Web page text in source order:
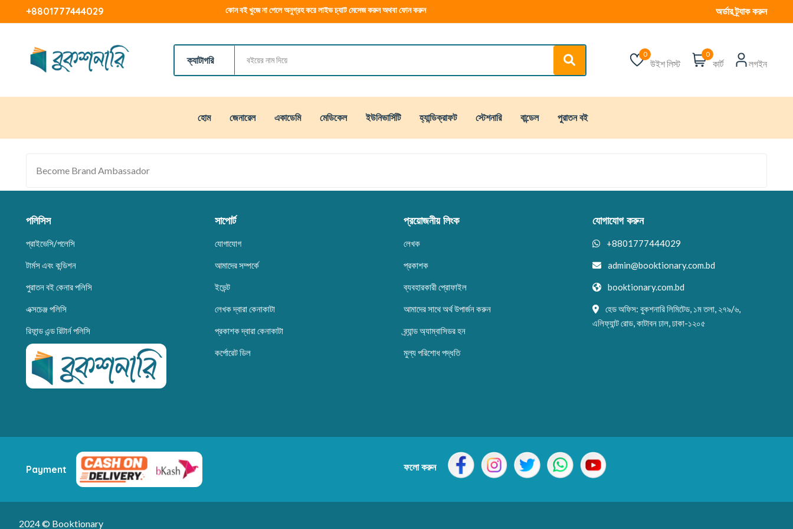
+8801777444029 কোন বই খুজে না পেলে অনুগ্রহ করে লাইভ চ্যাট মেসেজ করুন অথবা ফোন করুন অর্ডার ট্র্যাক করুন
ক্যাটাগরি
0
উইশ লিস্ট
0
কার্ট লগইন
হোম জেনারেল একাডেমি মেডিকেল ইউনিভার্সিটি হ্যান্ডিক্রাফট স্টেশনারি বান্ডেল পুরাতন বই
Become Brand Ambassador
পলিসিস
প্রাইভেসি/পলেসি
টার্মস এবং কন্ডিশন
পুরাতন বই কেনার পলিসি
এক্সচেঞ্জ পলিসি
রিফান্ড এন্ড রিটার্ন পলিসি
সাপোর্ট
যোগাযোগ
আমাদের সম্পর্কে
ইভেন্ট
লেখক দ্বারা কেনাকাটা
প্রকাশক দ্বারা কেনাকাটা
কর্পোরেট ডিল
প্রয়োজনীয় লিংক
লেখক
প্রকাশক
ব্যবহারকারী প্রোফাইল
আমাদের সাথে অর্থ উপার্জন করুন
ব্র্যান্ড অ্যাম্বাসিডর হন
মুল্য পরিশোধ পদ্ধতি
যোগাযোগ করুন
+8801777444029
admin@booktionary.com.bd
booktionary.com.bd
হেড অফিস: বুকশনারি লিমিটেড, ১ম তলা, ২৭৯/৬,
এলিফ্যান্ট রোড, কাটাবন ঢাল, ঢাকা-১২০৫
Payment ফলো করুন
2024 © Booktionary